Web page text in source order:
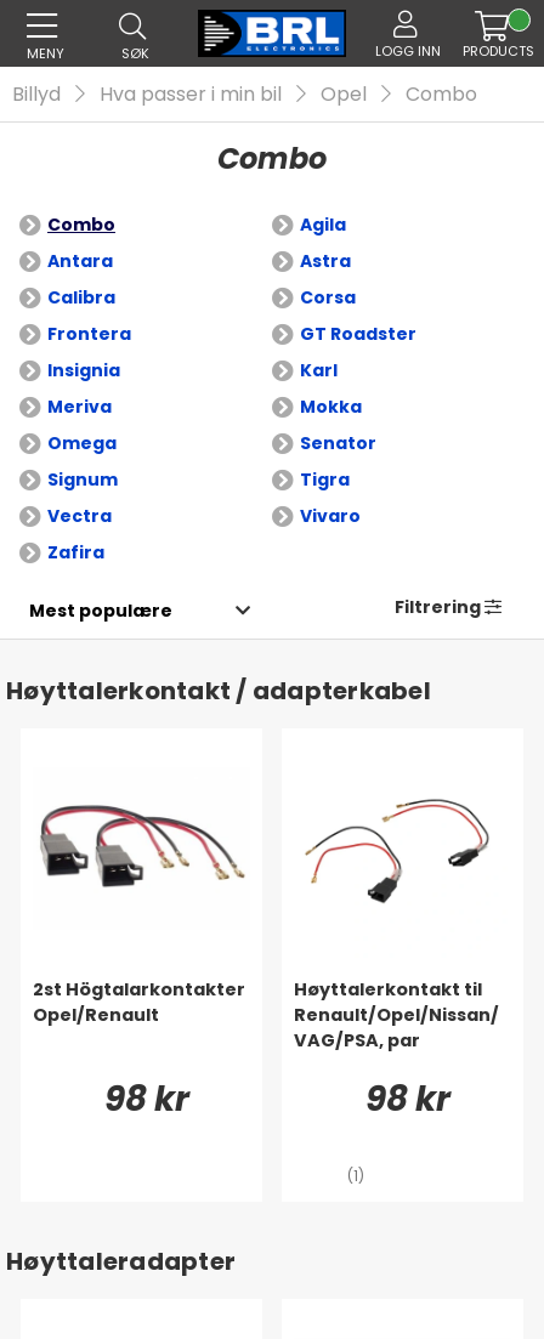
MENY SØK LOGG INN PRODUCTS
Billyd Hva passer i min bil Opel Combo
Combo
Combo
Agila
Antara
Astra
Calibra
Corsa
Frontera
GT Roadster
Insignia
Karl
Meriva
Mokka
Omega
Senator
Signum
Tigra
Vectra
Vivaro
Zafira
Filtrering
Høyttalerkontakt / adapterkabel
2st Högtalarkontakter
Opel/Renault
98 kr
Høyttalerkontakt til
Renault/Opel/Nissan/
VAG/PSA, par
98 kr
(1)
Høyttaleradapter